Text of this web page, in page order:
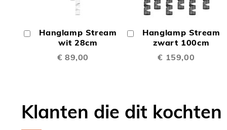
Hanglamp Stream
wit 28cm
€ 89,00
Winkelwagen
TOEVOEGEN
Hanglamp Stream
zwart 100cm
€ 159,00
Winkelwagen
TE
Klanten die dit